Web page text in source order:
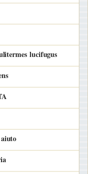
lucifugus